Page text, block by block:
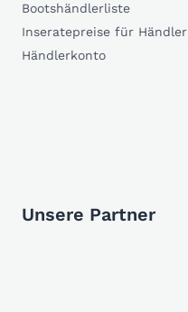
Bootshändlerliste
Inseratepreise für Händler
Händlerkonto
Unsere Partner